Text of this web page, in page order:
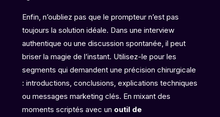
Enfin, n’oubliez pas que le prompteur n’est pas
toujours la solution idéale. Dans une interview
authentique ou une discussion spontanée, il peut
briser la magie de l’instant. Utilisez-le pour les
segments qui demandent une précision chirurgicale
: introductions, conclusions, explications techniques
ou messages marketing clés. En mixant des
moments scriptés avec un outil de